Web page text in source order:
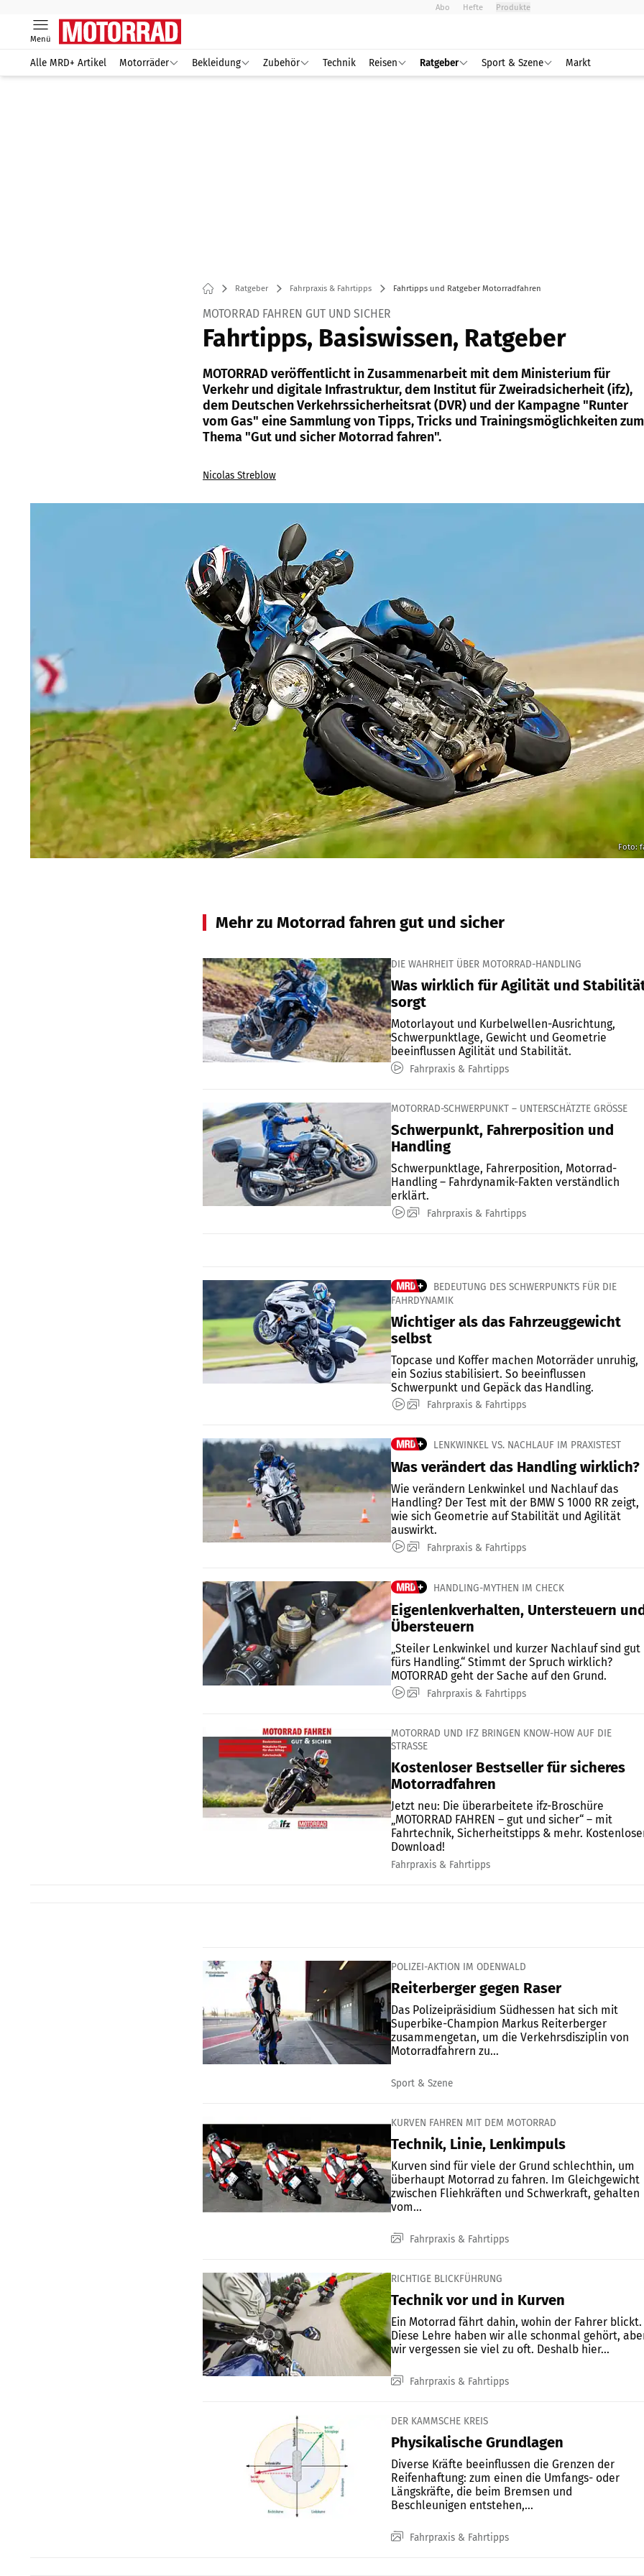
Abo Hefte Produkte
Menü
Alle MRD+ Artikel Motorräder Bekleidung Zubehör Technik Reisen Ratgeber Sport & Szene Markt
Ratgeber Fahrpraxis & Fahrtipps Fahrtipps und Ratgeber Motorradfahren
MOTORRAD FAHREN GUT UND SICHER
Fahrtipps, Basiswissen, Ratgeber
MOTORRAD veröffentlicht in Zusammenarbeit mit dem Ministerium für
Verkehr und digitale Infrastruktur, dem Institut für Zweiradsicherheit (ifz),
dem Deutschen Verkehrssicherheitsrat (DVR) und der Kampagne "Runter
vom Gas" eine Sammlung von Tipps, Tricks und Trainingsmöglichkeiten zum
Thema "Gut und sicher Motorrad fahren".
Nicolas Streblow
Foto:
Mehr zu Motorrad fahren gut und sicher
DIE WAHRHEIT ÜBER MOTORRAD-HANDLING
Was wirklich für Agilität und
sorgt
Motorlayout und Kurbelwellen-Ausrichtung,
Schwerpunktlage, Gewicht und Geometrie
beeinflussen Agilität und Stabilität.
Fahrpraxis & Fahrtipps
MOTORRAD-SCHWERPUNKT – UNTERSCHÄTZTE GRÖSSE
Schwerpunkt, Fahrerposition und
Handling
Schwerpunktlage, Fahrerposition, Motorrad-
Handling – Fahrdynamik-Fakten verständlich
erklärt.
Fahrpraxis & Fahrtipps
BEDEUTUNG DES SCHWERPUNKTS FÜR DIE
FAHRDYNAMIK
Wichtiger als das Fahrzeuggewicht
selbst
Topcase und Koffer machen Motorräder unruhig,
ein Sozius stabilisiert. So beeinflussen
Schwerpunkt und Gepäck das Handling.
Fahrpraxis & Fahrtipps
LENKWINKEL VS. NACHLAUF IM PRAXISTEST
Was verändert das Handling wirklich?
Wie verändern Lenkwinkel und Nachlauf das
Handling? Der Test mit der BMW S 1000 RR zeigt,
wie sich Geometrie auf Stabilität und Agilität
auswirkt.
Fahrpraxis & Fahrtipps
HANDLING-MYTHEN IM CHECK
Eigenlenkverhalten, Untersteuern
Übersteuern
„Steiler Lenkwinkel und kurzer Nachlauf sind gut
fürs Handling.“ Stimmt der Spruch wirklich?
MOTORRAD geht der Sache auf den Grund.
Fahrpraxis & Fahrtipps
MOTORRAD UND IFZ BRINGEN KNOW-HOW AUF DIE
STRASSE
Kostenloser Bestseller für sicheres
Motorradfahren
Jetzt neu: Die überarbeitete ifz-Broschüre
„MOTORRAD FAHREN – gut und sicher“ – mit
Fahrtechnik, Sicherheitstipps & mehr.
Download!
Fahrpraxis & Fahrtipps
POLIZEI-AKTION IM ODENWALD
Reiterberger gegen Raser
Das Polizeipräsidium Südhessen hat sich mit
Superbike-Champion Markus Reiterberger
zusammengetan, um die Verkehrsdisziplin von
Motorradfahrern zu...
Sport & Szene
KURVEN FAHREN MIT DEM MOTORRAD
Technik, Linie, Lenkimpuls
Kurven sind für viele der Grund schlechthin, um
überhaupt Motorrad zu fahren. Im Gleichgewicht
zwischen Fliehkräften und Schwerkraft, gehalten
vom...
Fahrpraxis & Fahrtipps
RICHTIGE BLICKFÜHRUNG
Technik vor und in Kurven
Ein Motorrad fährt dahin, wohin der Fahrer blickt.
Diese Lehre haben wir alle schonmal gehört,
wir vergessen sie viel zu oft. Deshalb hier...
Fahrpraxis & Fahrtipps
DER KAMMSCHE KREIS
Physikalische Grundlagen
Diverse Kräfte beeinflussen die Grenzen der
Reifenhaftung: zum einen die Umfangs- oder
Längskräfte, die beim Bremsen und
Beschleunigen entstehen,...
Fahrpraxis & Fahrtipps